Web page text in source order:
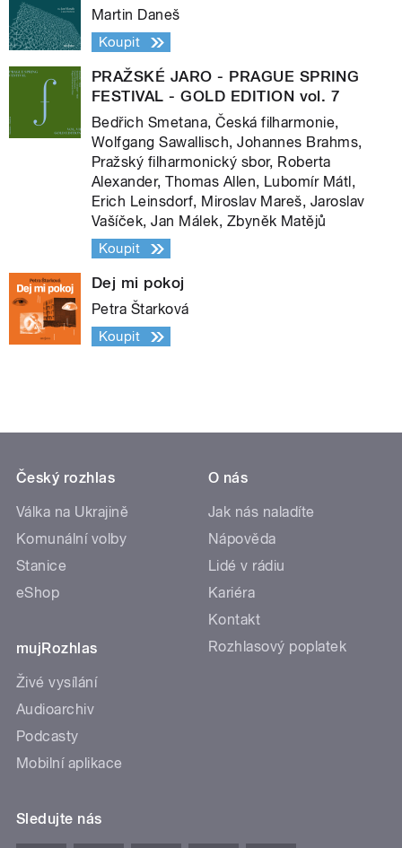
Martin Daneš
Koupit
PRAŽSKÉ JARO - PRAGUE SPRING
FESTIVAL - GOLD EDITION vol. 7
Bedřich Smetana, Česká filharmonie,
Wolfgang Sawallisch, Johannes Brahms,
Pražský filharmonický sbor, Roberta
Alexander, Thomas Allen, Lubomír Mátl,
Erich Leinsdorf, Miroslav Mareš, Jaroslav
Vašíček, Jan Málek, Zbyněk Matějů
Koupit
Dej mi pokoj
Petra Štarková
Koupit
Český rozhlas
Válka na Ukrajině
Komunální volby
Stanice
eShop
mujRozhlas
Živé vysílání
Audioarchiv
Podcasty
Mobilní aplikace
O nás
Jak nás naladíte
Nápověda
Lidé v rádiu
Kariéra
Kontakt
Rozhlasový poplatek
Sledujte nás